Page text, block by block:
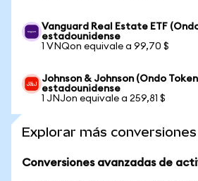
Vanguard Real Estate ETF
estadounidense
1 VNQon equivale a 99,70 $
Johnson & Johnson (Ondo
estadounidense
1 JNJon equivale a 259,81 $
Explorar más conversiones
Conversiones avanzadas de